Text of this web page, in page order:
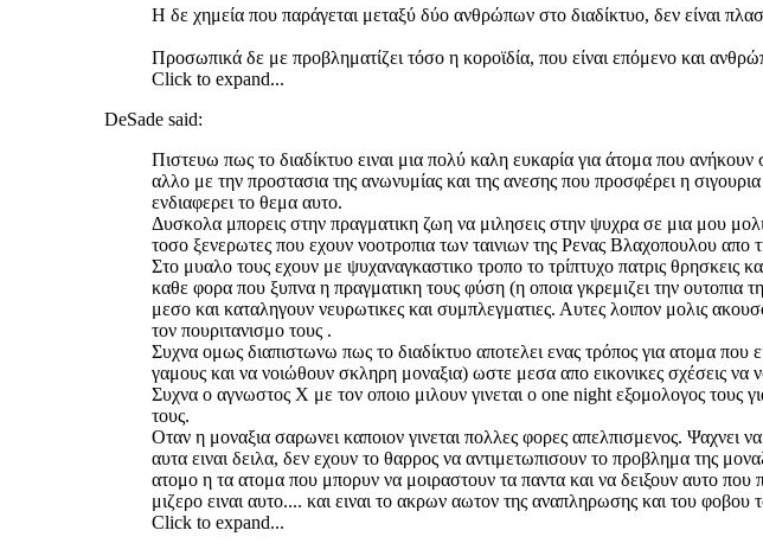
Η δε χημεία που παράγεται μεταξύ δύο ανθρώπων στο διαδίκτυο, δεν είναι
Προσωπικά δε με προβληματίζει τόσο η κοροϊδία, που είναι επόμενο και
Click to expand...
DeSade said:
Πιστευω πως το διαδίκτυο ειναι μια πολύ καλη ευκαρία για άτομα που
αλλο με την προστασια της ανωνυμίας και της ανεσης που προσφέρει η
ενδιαφερει το θεμα αυτο.
Δυσκολα μπορεις στην πραγματικη ζωη να μιλησεις στην ψυχρα σε μια μου
τοσο ξενερωτες που εχουν νοοτροπια των ταινιων της Ρενας Βλαχοπουλου
Στο μυαλο τους εχουν με ψυχαναγκαστικο τροπο το τρίπτυχο πατρις
καθε φορα που ξυπνα η πραγματικη τους φύση (η οποια γκρεμιζει την
μεσο και καταληγουν νευρωτικες και συμπλεγματιες. Αυτες λοιπον μολις
τον πουριτανισμο τους .
Συχνα ομως διαπιστωνω πως το διαδίκτυο αποτελει ενας τρόπος για ατομα
γαμους και να νοιώθουν σκληρη μοναξια) ωστε μεσα απο εικονικες σχέσεις να
Συχνα ο αγνωστος Χ με τον οποιο μιλουν γινεται ο one night εξομολογος
τους.
Οταν η μοναξια σαρωνει καποιον γινεται πολλες φορες απελπισμενος. Ψαχνει
αυτα ειναι δειλα, δεν εχουν το θαρρος να αντιμετωπισουν το προβλημα της
ατομο η τα ατομα που μπορυν να μοιραστουν τα παντα και να δειξουν αυτο που
μιζερο ειναι αυτο.... και ειναι το ακρων αωτον της αναπληρωσης και του φοβου
Click to expand...